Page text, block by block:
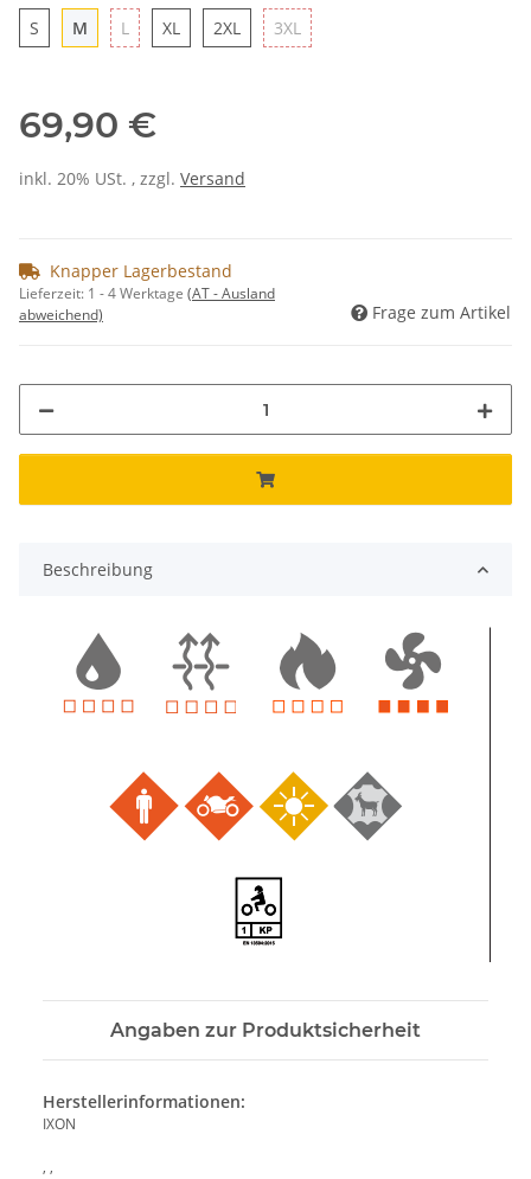
S
M L XL 2XL 2XL 3XL 3XL
69,90 €
inkl. 20% USt. , zzgl. Versand
Knapper Lagerbestand
Lieferzeit: 1 - 4 Werktage (AT - Ausland
abweichend)
Frage zum Artikel
Beschreibung
Angaben zur Produktsicherheit
Herstellerinformationen:
IXON
, ,